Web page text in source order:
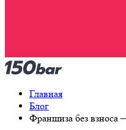
Главная
Блог
Франшиза без взноса